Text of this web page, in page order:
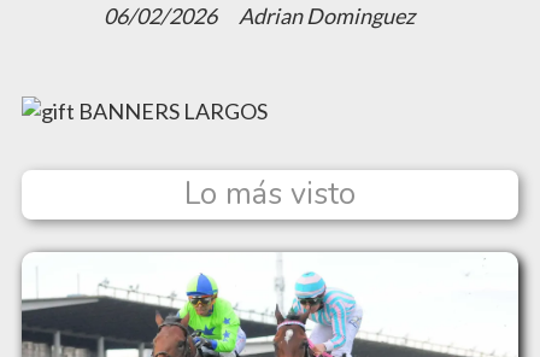
Adrian Dominguez
06/02/2026
Lo más visto